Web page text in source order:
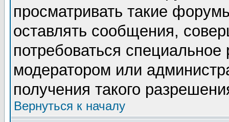
просматривать такие
оставлять сообщения,
потребоваться
модератором или
получения такого
Вернуться к началу